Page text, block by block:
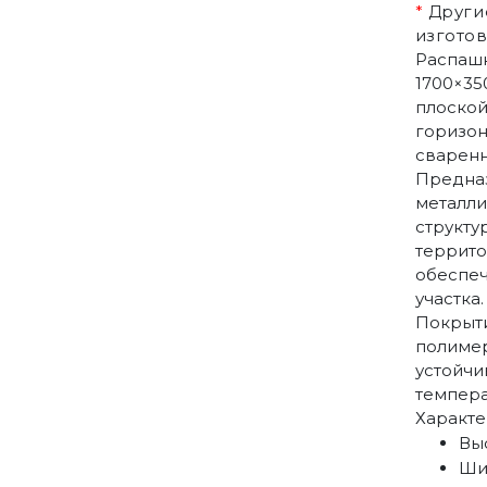
*
участка.